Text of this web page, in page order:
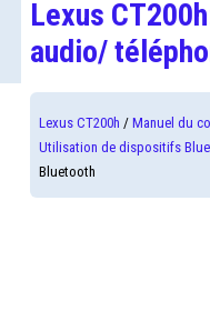
Lexus
audio/
Lexus CT200h /Manuel du
Utilisation de dispositifs
Bluetooth